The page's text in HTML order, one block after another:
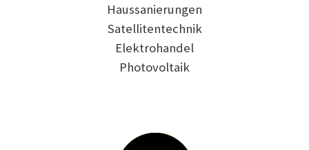
Haussanierungen
Satellitentechnik
Elektrohandel
Photovoltaik